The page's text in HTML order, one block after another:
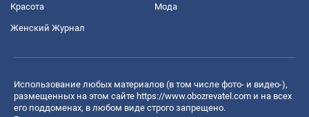
Красота Мода
Женский Журнал
Использование любых материалов (в том числе фото- и видео-),
размещенных на этом сайте https://www.obozrevatel.com и на всех
его поддоменах, в любом виде строго запрещено.